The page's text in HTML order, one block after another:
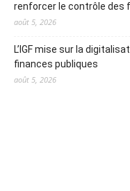
renforcer le contrôle des
août 5, 2026
L’IGF mise sur la
finances publiques
août 5, 2026